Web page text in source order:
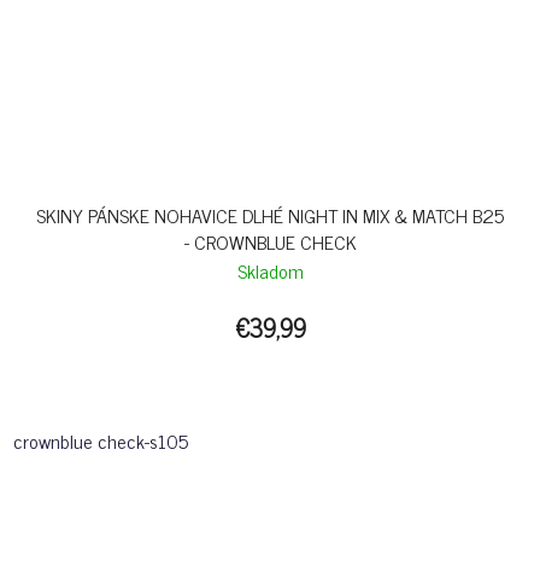
SKINY PÁNSKE NOHAVICE DLHÉ NIGHT IN MIX & MATCH B25
- CROWNBLUE CHECK
Skladom
€39,99
crownblue check-s105